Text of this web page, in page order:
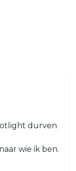
durven
wie ik ben.